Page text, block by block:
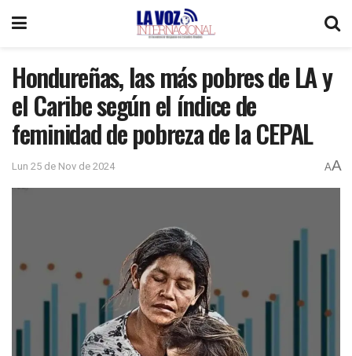
Hondureñas, las más pobres de LA y
el Caribe según el índice de
feminidad de pobreza de la CEPAL
Lun 25 de Nov de 2024 AA